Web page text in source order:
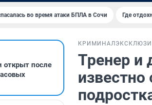
во время атаки БПЛА в Сочи Где
открыт после
КРИМИНАЛ
Тренер и
известно